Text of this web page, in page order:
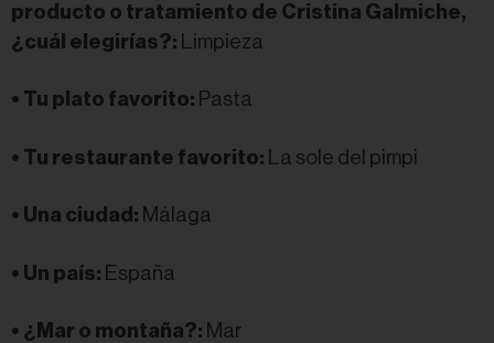
producto o tratamiento de Cristina Galmiche,
¿cuál elegirías?:
Limpieza
• Tu plato favorito: Pasta
• Tu restaurante favorito: La sole del pimpi
• Una ciudad: Málaga
• Un país: España
• ¿Mar o montaña?: Mar